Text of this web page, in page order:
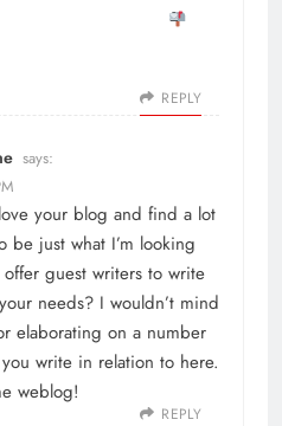
REPLY
says:
your blog and find a lot
be just what I’m looking
guest writers to write
needs? I wouldn’t mind
elaborating on a number
write in relation to here.
weblog!
REPLY